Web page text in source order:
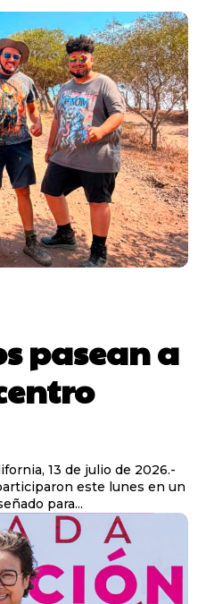
pasean a
13 de julio de 2026.-
este lunes en un
para...